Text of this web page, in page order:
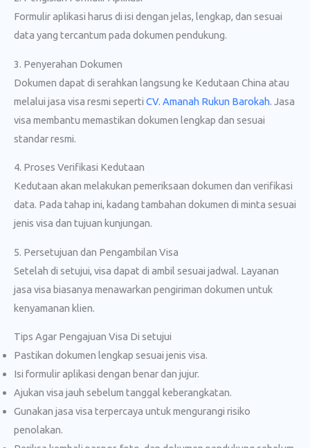
Formulir aplikasi harus di isi dengan jelas, lengkap, dan sesuai
data yang tercantum pada dokumen pendukung.
3. Penyerahan Dokumen
Dokumen dapat di serahkan langsung ke Kedutaan China atau
melalui jasa visa resmi seperti CV. Amanah Rukun Barokah. Jasa
visa membantu memastikan dokumen lengkap dan sesuai
standar resmi.
4. Proses Verifikasi Kedutaan
Kedutaan akan melakukan pemeriksaan dokumen dan verifikasi
data. Pada tahap ini, kadang tambahan dokumen di minta sesuai
jenis visa dan tujuan kunjungan.
5. Persetujuan dan Pengambilan Visa
Setelah di setujui, visa dapat di ambil sesuai jadwal. Layanan
jasa visa biasanya menawarkan pengiriman dokumen untuk
kenyamanan klien.
Tips Agar Pengajuan Visa Di setujui
Pastikan dokumen lengkap sesuai jenis visa.
Isi formulir aplikasi dengan benar dan jujur.
Ajukan visa jauh sebelum tanggal keberangkatan.
Gunakan jasa visa terpercaya untuk mengurangi risiko
penolakan.